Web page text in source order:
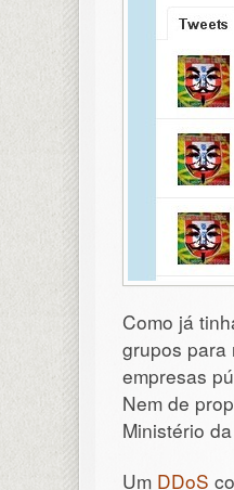
Como já
grupos para
empresas
Nem de
Ministério
Um DDoS